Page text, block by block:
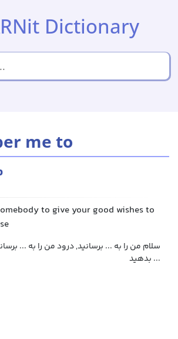
Dictionary
me to
to give your good wishes to
سلام من را به ... برسانید, درود من را به ...
... بدهید